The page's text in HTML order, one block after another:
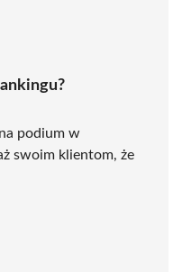
podium w
swoim klientom, że